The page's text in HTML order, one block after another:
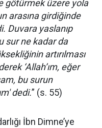
götürmek üzere yola
arasına girdiğinde
Duvara yaslanıp
sur ne kadar da
artırılması
‘Allah’ım, eğer
bu surun
dedi.” (s. 55)
İbn Dimne’ye